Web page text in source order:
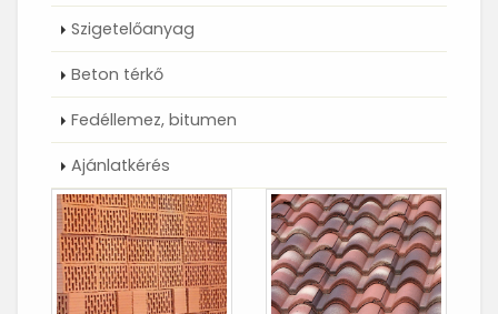
Szigetelőanyag
Beton térkő
Fedéllemez, bitumen
Ajánlatkérés